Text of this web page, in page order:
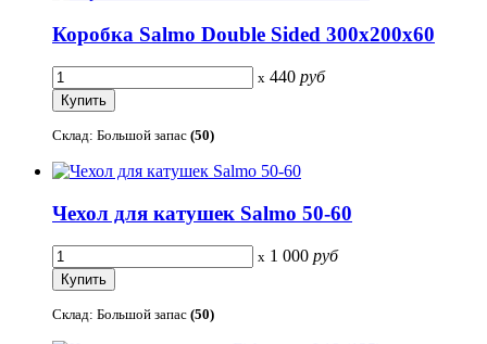
Коробка Salmo Double Sided 300x200x60
x 440 руб
Склад: Большой запас (50)
Чехол для катушек Salmo 50-60
x 1 000 руб
Склад: Большой запас (50)